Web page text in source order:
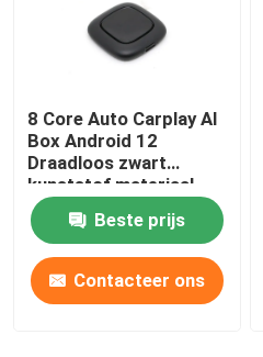
8 Core Auto Carplay AI
Box Android 12
Draadloos zwart
kunststof materiaal
Beste prijs
Contacteer ons